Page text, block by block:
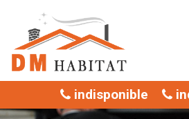
indisponible